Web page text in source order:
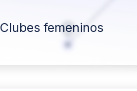
Clubes femeninos